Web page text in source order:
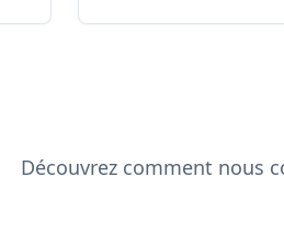
Découvrez comment nous